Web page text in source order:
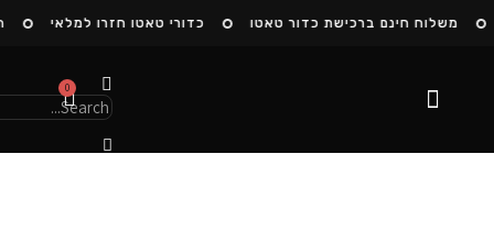
משלוח חינם ברכישת כדור טאטו כדורי טאטו חזרו למלאי
0